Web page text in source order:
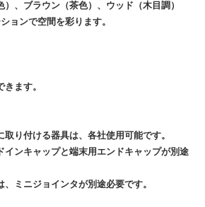
）、ブラウン（茶色）、ウッド（木目調）
ョンで空間を彩ります。
ます。
取り付ける器具は、各社使用可能です。
ンキャップと端末用エンドキャップが別途
ミニジョインタが別途必要です。